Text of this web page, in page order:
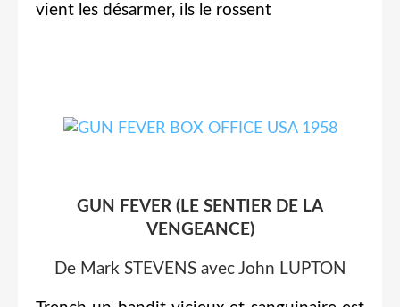
vient les désarmer, ils le rossent
GUN FEVER (LE SENTIER DE LA
VENGEANCE)
De Mark STEVENS avec John LUPTON